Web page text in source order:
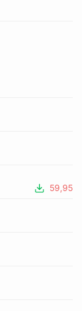
59,95